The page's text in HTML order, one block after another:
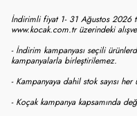
İndirimli fiyat 1- 31 Ağustos 2026
www.kocak.com.tr üzerindeki
- İndirim kampanyası seçili
kampanyalarla birleştirilemez.
- Kampanyaya dahil stok sayısı
- Koçak kampanya kapsamında